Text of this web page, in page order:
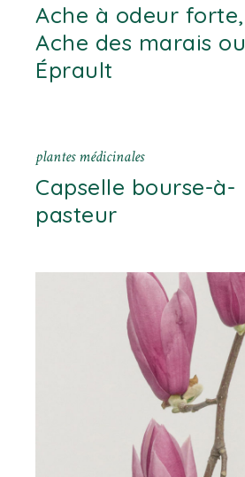
Ache à odeur forte,
Ache des marais ou
Éprault
plantes médicinales
Capselle bourse-à-
pasteur